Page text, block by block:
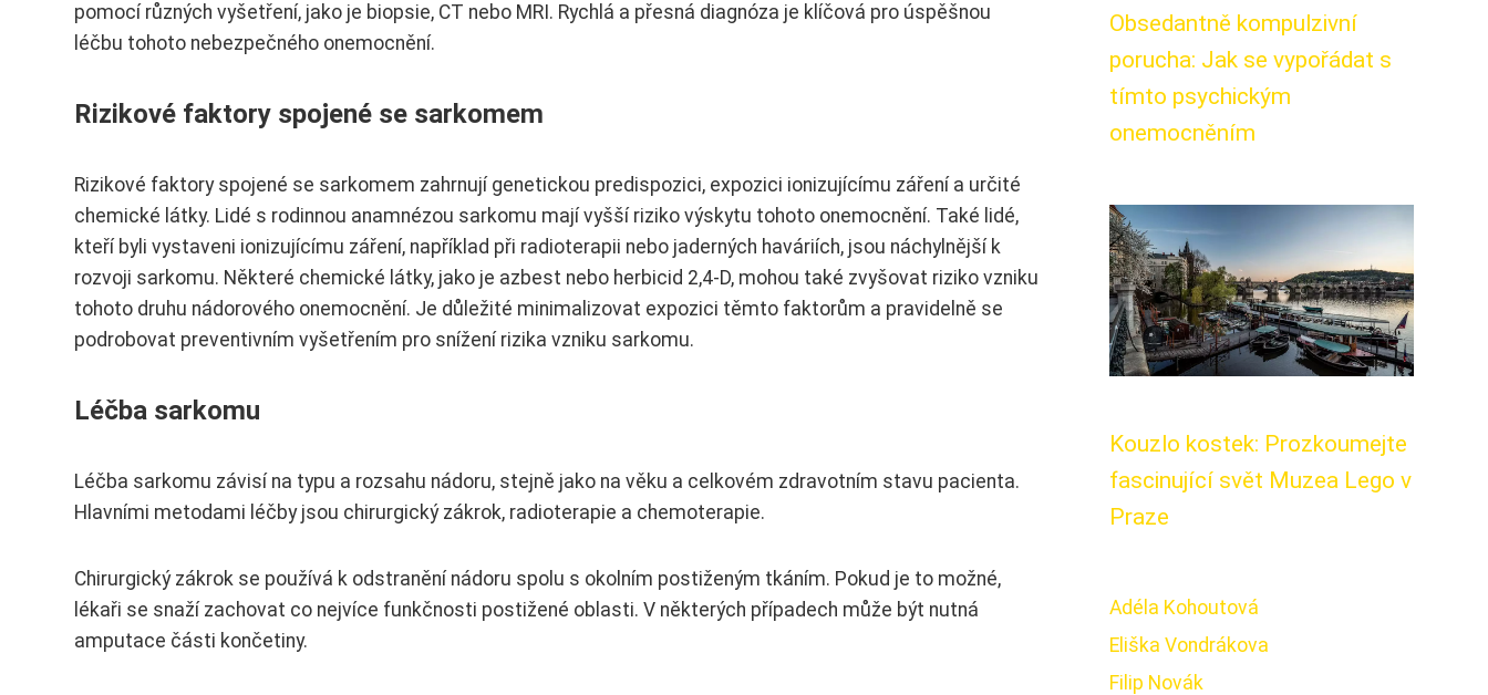
pomocí různých vyšetření, jako je biopsie, CT nebo MRI. Rychlá a přesná diagnóza je klíčová pro úspěšnou
léčbu tohoto nebezpečného onemocnění.
Rizikové faktory spojené se sarkomem
Rizikové faktory spojené se sarkomem zahrnují genetickou predispozici, expozici ionizujícímu záření a určité
chemické látky. Lidé s rodinnou anamnézou sarkomu mají vyšší riziko výskytu tohoto onemocnění. Také lidé,
kteří byli vystaveni ionizujícímu záření, například při radioterapii nebo jaderných haváriích, jsou náchylnější k
rozvoji sarkomu. Některé chemické látky, jako je azbest nebo herbicid 2,4-D, mohou také zvyšovat riziko vzniku
tohoto druhu nádorového onemocnění. Je důležité minimalizovat expozici těmto faktorům a pravidelně se
podrobovat preventivním vyšetřením pro snížení rizika vzniku sarkomu.
Léčba sarkomu
Léčba sarkomu závisí na typu a rozsahu nádoru, stejně jako na věku a celkovém zdravotním stavu pacienta.
Hlavními metodami léčby jsou chirurgický zákrok, radioterapie a chemoterapie.
Chirurgický zákrok se používá k odstranění nádoru spolu s okolním postiženým tkáním. Pokud je to možné,
lékaři se snaží zachovat co nejvíce funkčnosti postižené oblasti. V některých případech může být nutná
amputace části končetiny.
Obsedantně kompulzivní
porucha: Jak se vypořádat s
tímto psychickým
onemocněním
Kouzlo kostek: Prozkoumejte
fascinující svět Muzea Lego v
Praze
Adéla Kohoutová
Eliška Vondrákova
Filip Novák